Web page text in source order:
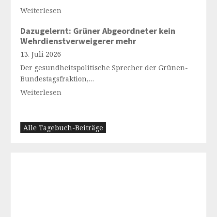
Weiterlesen
Dazugelernt: Grüner Abgeordneter kein
Wehrdienstverweigerer mehr
13. Juli 2026
Der gesundheitspolitische Sprecher der Grünen-
Bundestagsfraktion,…
Weiterlesen
Alle Tagebuch-Beiträge